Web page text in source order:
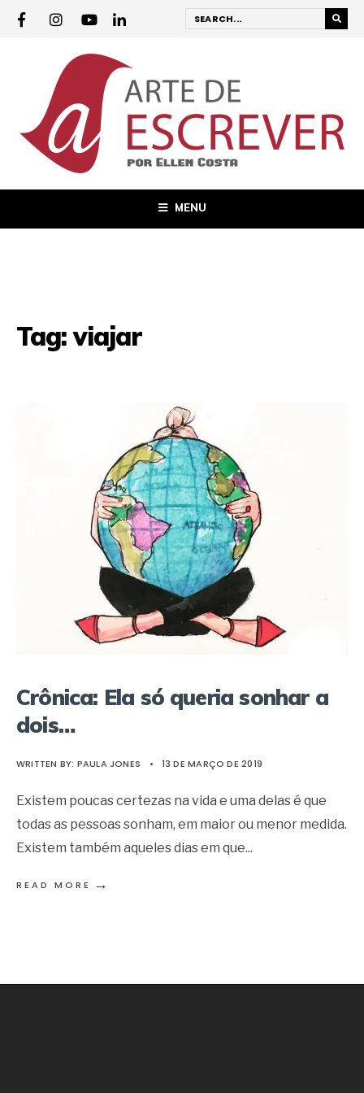
MENU
Tag:viajar
Crônica: Ela só queria sonhar a
dois…
WRITTEN BY: PAULA JONES • 13 DE MARÇO DE 2019
Existem poucas certezas na vida e uma delas é que
todas as pessoas sonham, em maior ou menor medida.
Existem também aqueles dias em que...
READ MORE →